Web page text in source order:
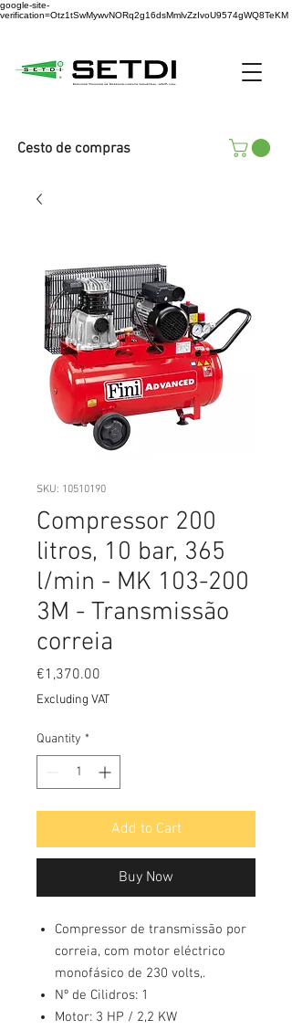
google-site-
verification=Otz1tSwMywvNORq2g16dsMmlvZzIvoU9574gWQ8TeKM
Cesto de compras
SKU: 10510190
Compressor 200
litros, 10 bar, 365
l/min - MK 103-200
3M - Transmissão
correia
€1,370.00
Excluding VAT
Quantity *
Add to Cart
Buy Now
Compressor de transmissão por
correia, com motor eléctrico
monofásico de 230 volts,.
Nº de Cilidros: 1
Motor: 3 HP / 2,2 KW